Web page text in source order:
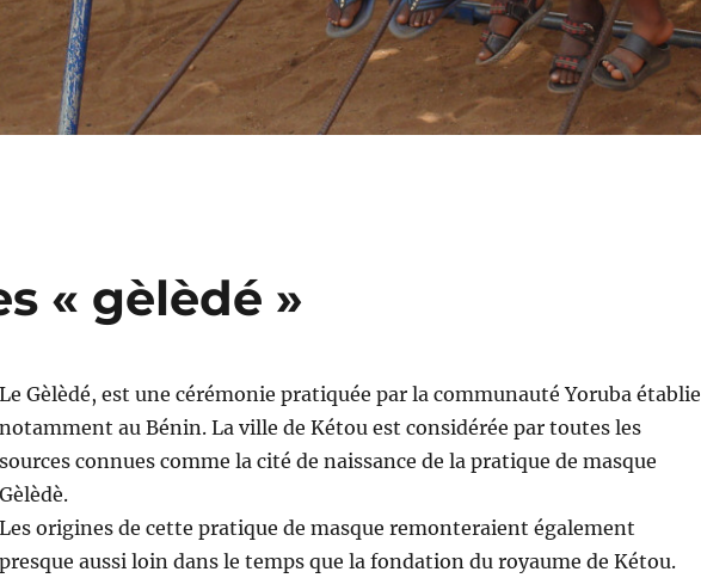
« gèlèdé »
Le Gèlèdé, est une cérémonie pratiquée par la communauté Yoruba établie
notamment au Bénin. La ville de Kétou est considérée par toutes les
sources connues comme la cité de naissance de la pratique de masque
Gèlèdè.
Les origines de cette pratique de masque remonteraient également
presque aussi loin dans le temps que la fondation du royaume de Kétou.